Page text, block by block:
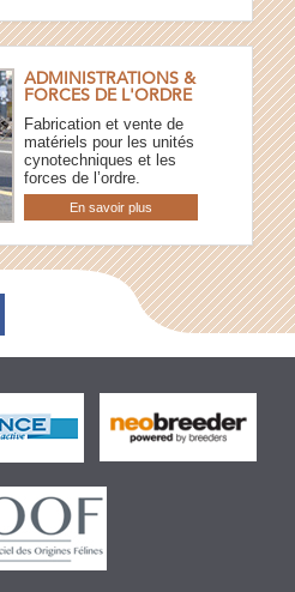
ADMINISTRATIONS &
FORCES DE L'ORDRE
Fabrication et vente de
matériels pour les unités
cynotechniques et les
forces de l’ordre.
En savoir plus